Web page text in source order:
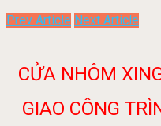
Prev Article Next Article
CỬA NHÔM
GIAO CÔNG